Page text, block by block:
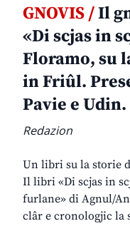
GNOVIS /Il
«Di scjas in
Floramo, su
in Friûl.
Pavie e Udin.
Redazion
Un libri su la storie
Il libri «Di scjas in
furlane» di Agnul/
clâr e cronologjic la